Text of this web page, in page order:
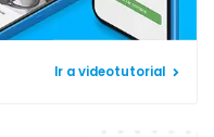
Ir a videotutorial